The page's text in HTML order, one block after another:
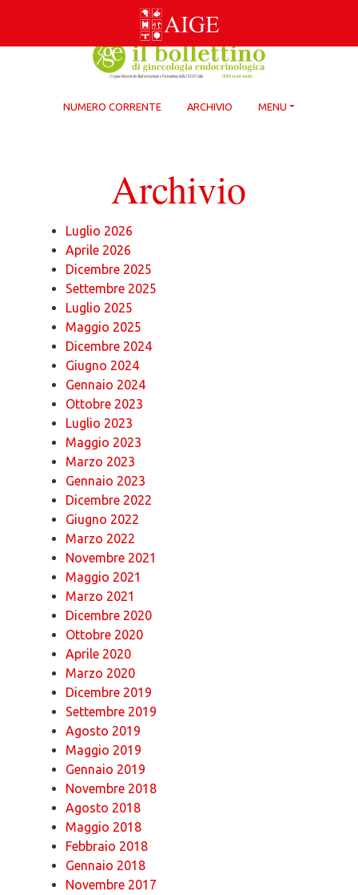
NUMERO CORRENTE ARCHIVIO MENU
Archivio
Luglio 2026
Aprile 2026
Dicembre 2025
Settembre 2025
Luglio 2025
Maggio 2025
Dicembre 2024
Giugno 2024
Gennaio 2024
Ottobre 2023
Luglio 2023
Maggio 2023
Marzo 2023
Gennaio 2023
Dicembre 2022
Giugno 2022
Marzo 2022
Novembre 2021
Maggio 2021
Marzo 2021
Dicembre 2020
Ottobre 2020
Aprile 2020
Marzo 2020
Dicembre 2019
Settembre 2019
Agosto 2019
Maggio 2019
Gennaio 2019
Novembre 2018
Agosto 2018
Maggio 2018
Febbraio 2018
Gennaio 2018
Novembre 2017